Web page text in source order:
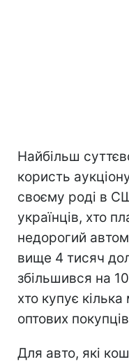
Найбільш
користь
своєму роді в
українців, хто
недорогий
вище 4 тисяч
збільшився на
хто купує
оптових
Для авто, які